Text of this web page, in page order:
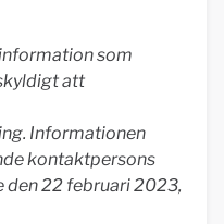
som
att
Informationen
kontaktpersons
22 februari 2023,